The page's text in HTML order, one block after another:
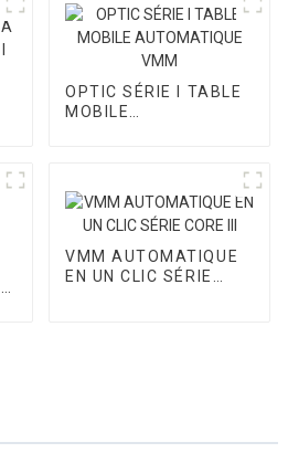
OPTIC SÉRIE I TABLE
MOBILE
VMM AUTOMATIQUE
EN UN CLIC SÉRIE